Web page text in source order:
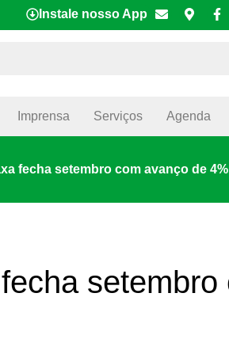
Instale nosso App
Imprensa Serviços Agenda
fecha setembro com avanço de 4%
setembro